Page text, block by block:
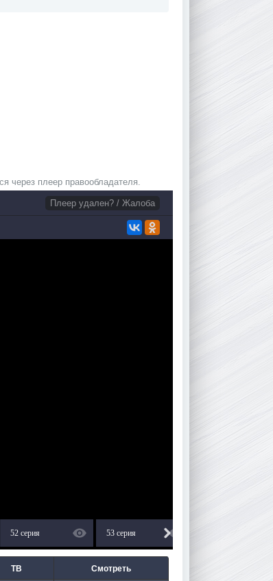
через плеер правообладателя.
Плеер удален? / Жалоба
52 серия 53 серия
ТВ Смотреть